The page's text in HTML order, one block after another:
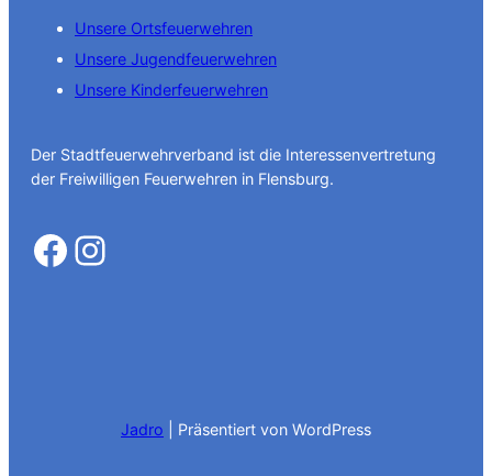
Unsere Ortsfeuerwehren
Unsere Jugendfeuerwehren
Unsere Kinderfeuerwehren
Der Stadtfeuerwehrverband ist die Interessenvertretung
der Freiwilligen Feuerwehren in Flensburg.
Facebook Instagram
Jadro Präsentiert von WordPress